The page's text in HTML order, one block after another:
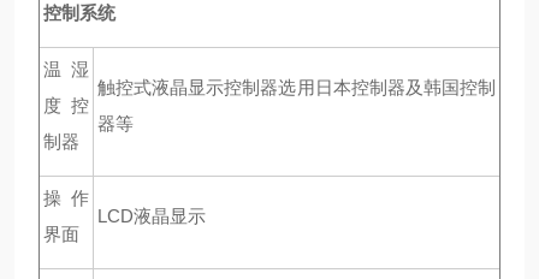
控制系统
温湿
度控
制器
触控式液晶显示控制器选用日本控制器及韩国控制
器等
操作
界面
LCD液晶显示